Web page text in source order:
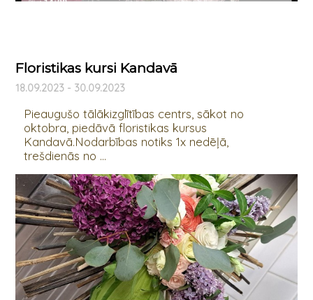
Floristikas kursi Kandavā
18.09.2023 - 30.09.2023
Pieaugušo tālākizglītības centrs, sākot no
oktobra, piedāvā floristikas kursus
Kandavā.Nodarbības notiks 1x nedēļā,
trešdienās no ...